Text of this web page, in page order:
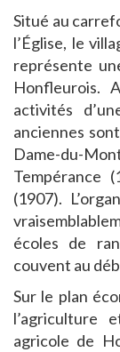
Situé au
l’Église, le
représente
Honfleurois.
activités
anciennes
Dame-du-
Tempérance
(1907).
écoles de
couvent au
Sur le plan
l’agriculture
agricole de